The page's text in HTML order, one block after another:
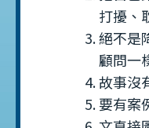
打擾、
絕不是
顧問一
故事沒
要有案